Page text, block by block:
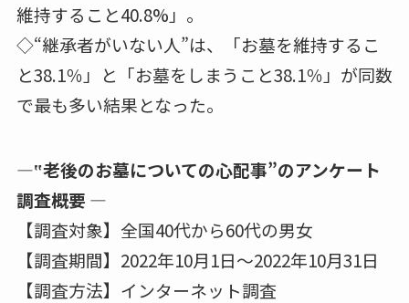
維持すること40.8%」。
◇“継承者がいない人”は、「お墓を維持するこ
と38.1％」と「お墓をしまうこと38.1％」が同数
で最も多い結果となった。
―‟老後のお墓についての心配事”のアンケート
調査概要 ―
【調査対象】全国40代から60代の男女
【調査期間】2022年10月1日～2022年10月31日
【調査方法】インターネット調査